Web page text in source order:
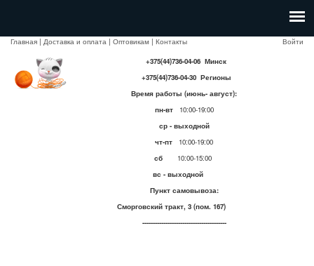
Главная | Доставка и оплата | Оптовикам | Контакты
Войти
+375(44)736-04-06 Минск
+375(44)736-04-30 Регионы
Время работы (июнь- август):
пн-вт
10:00-19:00
ср - выходной
чт-пт 10:00-19:00
сб
10:00-15:00
вс - выходной
Пункт самовывоза:
Сморговский тракт, 3 (пом. 167)
----------------------------------------